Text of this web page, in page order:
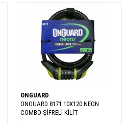
ONGUARD
ONGUARD 8171 10X120 NEON
COMBO ŞİFRELİ KİLİT